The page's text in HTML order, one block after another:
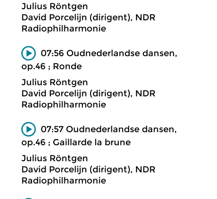
Julius Röntgen
David Porcelijn (dirigent), NDR
Radiophilharmonie
07:56 Oudnederlandse dansen,
op.46 ; Ronde
Julius Röntgen
David Porcelijn (dirigent), NDR
Radiophilharmonie
07:57 Oudnederlandse dansen,
op.46 ; Gaillarde la brune
Julius Röntgen
David Porcelijn (dirigent), NDR
Radiophilharmonie